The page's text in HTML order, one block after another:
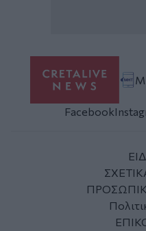
Facebook